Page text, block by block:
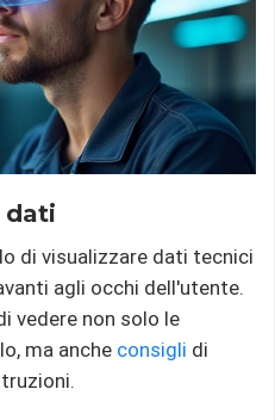
dati
di visualizzare dati tecnici
agli occhi dell'utente.
vedere non solo le
ma anche consigli di